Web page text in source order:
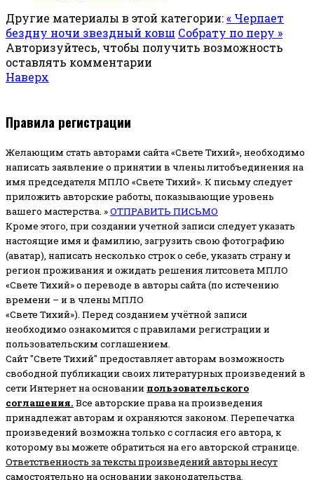
Другие материалы в этой категории:« Черпает
бездну ночи звездный ковш Собрату по перу »
Авторизуйтесь, чтобы получить возможность
оставлять комментарии
Наверх
Правила регистрации
Желающим стать авторами сайта «Свете Тихий», необходимо
написать заявление о принятии в члены литобъединения на
имя председателя МПЛО «Свете Тихий». К письму следует
приложить авторские работы, показывающие уровень
вашего мастерства. »ОТПРАВИТЬ ПИСЬМО
Кроме этого, при создании учетной записи следует указать
настоящие имя и фамилию, загрузить свою фотографию
(аватар), написать несколько строк о себе, указать страну и
регион проживания и ожидать решения литсовета МПЛО
«Свете Тихий» о переводе в авторы сайта (по истечению
времени – и в члены МПЛО
«Свете Тихий»). Перед созданием учётной записи
необходимо ознакомится с правилами регистрации и
пользовательским соглашением.
Сайт "Свете Тихий" предоставляет авторам возможность
свободной публикации своих литературных произведений в
сети Интернет на основании пользовательского
соглашения. Все авторские права на произведения
принадлежат авторам и охраняются законом. Перепечатка
произведений возможна только с согласия его автора, к
которому вы можете обратиться на его авторской странице.
Ответственность за тексты произведений авторы несут
самостоятельно на основании законодательства.